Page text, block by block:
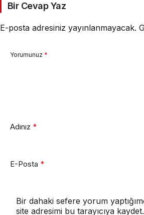
Bir Cevap Yaz
E-posta adresiniz yayınlanmayacak.
Yorumunuz *
Adınız *
E-Posta *
Bir dahaki sefere yorum
site adresimi bu tarayıcıya kaydet.